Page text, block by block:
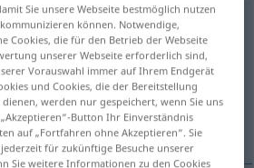
anklicken/antippen)
Sie unsere Webseite bestmöglich nutzen
können. Notwendige,
Cookies, die für den Betrieb der Webseite
unserer Webseite erforderlich sind,
Vorauswahl immer auf Ihrem Endgerät
und Cookies, die der Bereitstellung
werden nur gespeichert, wenn Sie uns
Button Ihr Einverständnis
auf „Fortfahren ohne Akzeptieren“. Sie
für zukünftige Besuche unserer
Sie weitere Informationen zu den Cookies